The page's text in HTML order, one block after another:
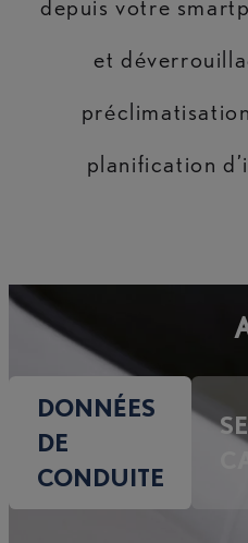
depuis votre
et
planification
DONNÉES
DE
CONDUITE